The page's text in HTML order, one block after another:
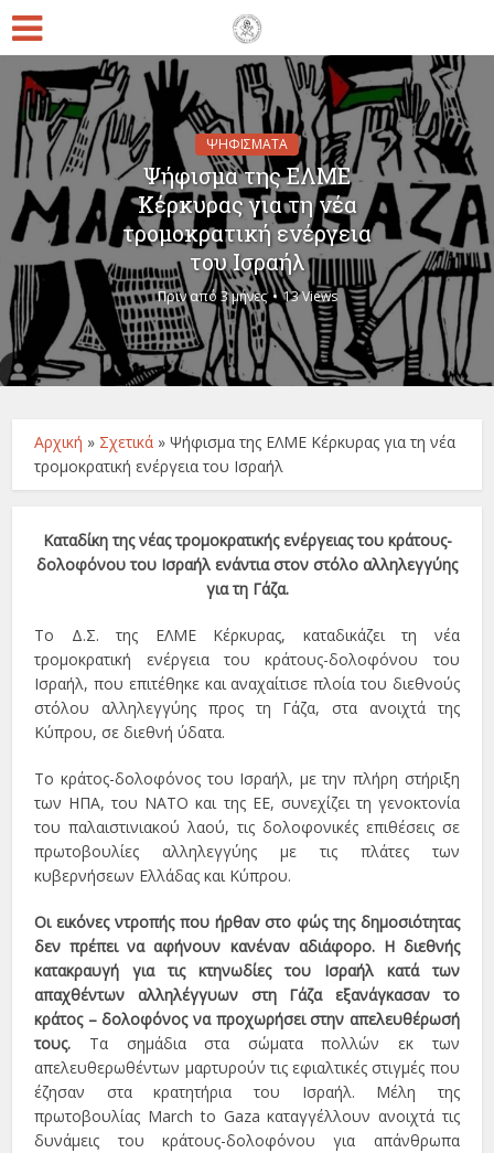
ΨΗΦΙΣΜΑΤΑ
Ψήφισμα της ΕΛΜΕ
Κέρκυρας για τη νέα
τρομοκρατική ενέργεια
του Ισραήλ
Πριν από 3 μήνες 13 Views
Αρχική » Σχετικά »Ψήφισμα της ΕΛΜΕ Κέρκυρας για τη νέα
τρομοκρατική ενέργεια του Ισραήλ
Καταδίκη της νέας τρομοκρατικής ενέργειας του κράτους-
δολοφόνου του Ισραήλ ενάντια στον στόλο αλληλεγγύης
για τη Γάζα.
Το Δ.Σ. της ΕΛΜΕ Κέρκυρας, καταδικάζει τη νέα
τρομοκρατική ενέργεια του κράτους-δολοφόνου του
Ισραήλ, που επιτέθηκε και αναχαίτισε πλοία του διεθνούς
στόλου αλληλεγγύης προς τη Γάζα, στα ανοιχτά της
Κύπρου, σε διεθνή ύδατα.
Το κράτος-δολοφόνος του Ισραήλ, με την πλήρη στήριξη
των ΗΠΑ, του ΝΑΤΟ και της ΕΕ, συνεχίζει τη γενοκτονία
του παλαιστινιακού λαού, τις δολοφονικές επιθέσεις σε
πρωτοβουλίες αλληλεγγύης με τις πλάτες των
κυβερνήσεων Ελλάδας και Κύπρου.
Οι εικόνες ντροπής που ήρθαν στο φώς της δημοσιότητας
δεν πρέπει να αφήνουν κανέναν αδιάφορο. Η διεθνής
κατακραυγή για τις κτηνωδίες του Ισραήλ κατά των
απαχθέντων αλληλέγγυων στη Γάζα εξανάγκασαν το
κράτος – δολοφόνος να προχωρήσει στην απελευθέρωσή
τους. Τα σημάδια στα σώματα πολλών εκ των
απελευθερωθέντων μαρτυρούν τις εφιαλτικές στιγμές που
έζησαν στα κρατητήρια του Ισραήλ. Μέλη της
πρωτοβουλίας March to Gaza καταγγέλλουν ανοιχτά τις
δυνάμεις του κράτους-δολοφόνου για απάνθρωπα